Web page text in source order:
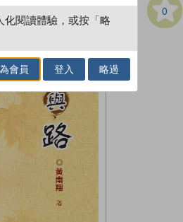
0
化閱讀體驗，或按「略
會員 登入 略過